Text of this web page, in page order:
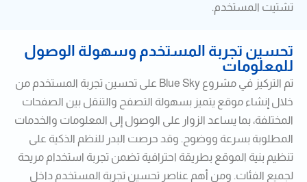
تشتيت المستخدم.
تحسين تجربة المستخدم وسهولة الوصول
للمعلومات
تم التركيز في مشروع Blue Sky على تحسين تجربة المستخدم من
خلال إنشاء موقع يتميز بسهولة التصفح والتنقل بين الصفحات
المختلفة، بما يساعد الزوار على الوصول إلى المعلومات والخدمات
المطلوبة بسرعة ووضوح. وقد حرصت البدر للنظم الذكية على
تنظيم بنية الموقع بطريقة احترافية تضمن تجربة استخدام مريحة
لجميع الفئات. ومن أهم عناصر تحسين تجربة المستخدم داخل